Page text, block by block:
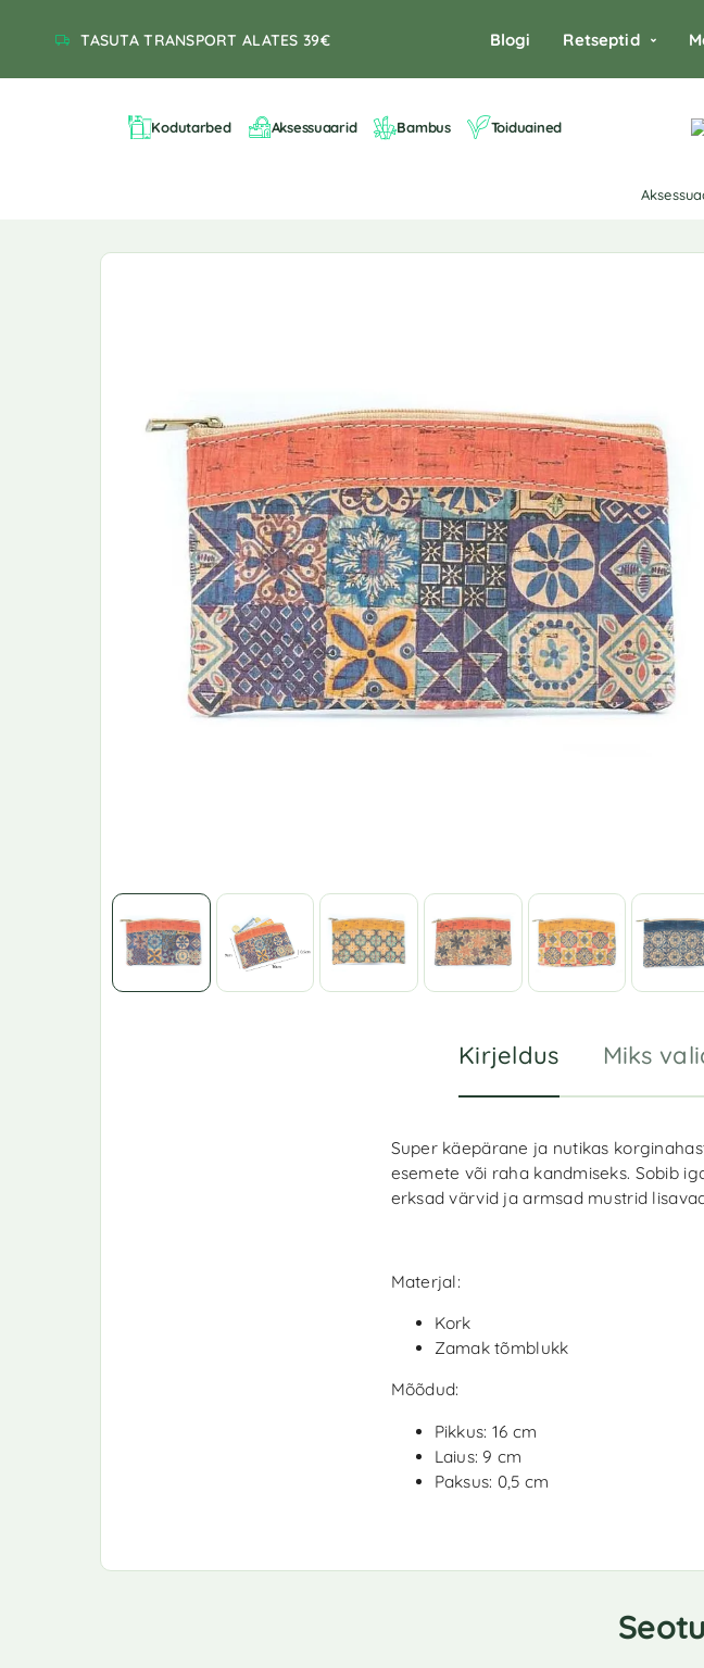
TASUTA TRANSPORT ALATES 39€ Blogi Retseptid
Kodutarbed Aksessuaarid Bambus Toiduained
Kirjeldus Miks
Super käepärane ja nutikas
esemete või raha kandmiseks. Sobib
erksad värvid ja armsad mustrid
Materjal:
Kork
Zamak tõmblukk
Mõõdud:
Pikkus: 16 cm
Laius: 9 cm
Paksus: 0,5 cm